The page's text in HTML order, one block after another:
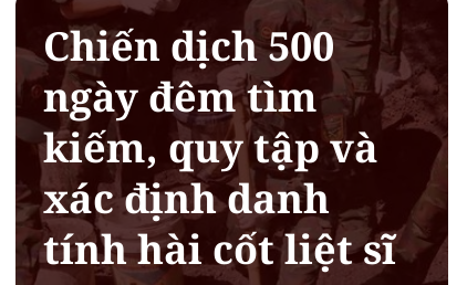
Chiến dịch 500
ngày đêm tìm
kiếm, quy tập và
xác định danh
tính hài cốt liệt sĩ